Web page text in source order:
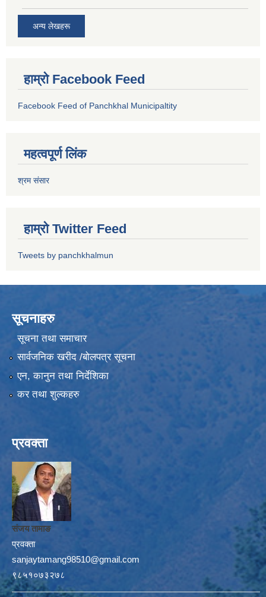
अन्य लेखहरू
हाम्रो Facebook Feed
Facebook Feed of Panchkhal Municipaltity
महत्वपूर्ण लिंक
श्रम संसार
हाम्रो Twitter Feed
Tweets by panchkhalmun
सूचनाहरु
सूचना तथा समाचार
सार्वजनिक खरीद /बोलपत्र सूचना
एन, कानुन तथा निर्देशिका
कर तथा शुल्कहरु
प्रवक्ता
संजय तामाङ
प्रवक्ता
sanjaytamang98510@gmail.com
९८५१०७३२७८